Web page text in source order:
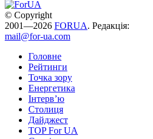
© Copyright
2001—2026 FORUA. Редакція:
mail@for-ua.com
Головне
Рейтинги
Точка зору
Енергетика
Інтерв’ю
Столиця
Дайджест
TOP For UA